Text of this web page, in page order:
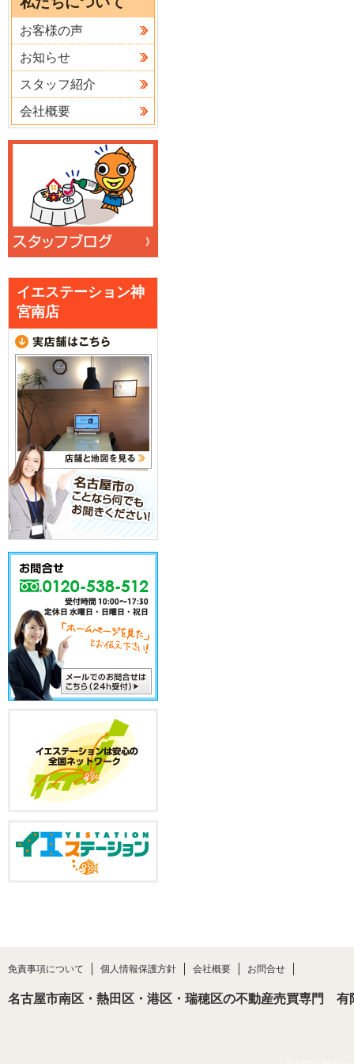
お客様の声
お知らせ
スタッフ紹介
会社概要
イエステーション神
宮南店
免責事項について 個人情報保護方針 会社概要 お問合せ
名古屋市南区・熱田区・港区・瑞穂区の不動産売買専門 有